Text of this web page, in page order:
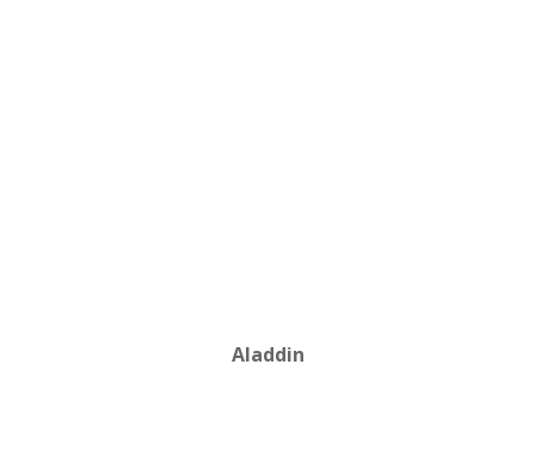
Aladdin